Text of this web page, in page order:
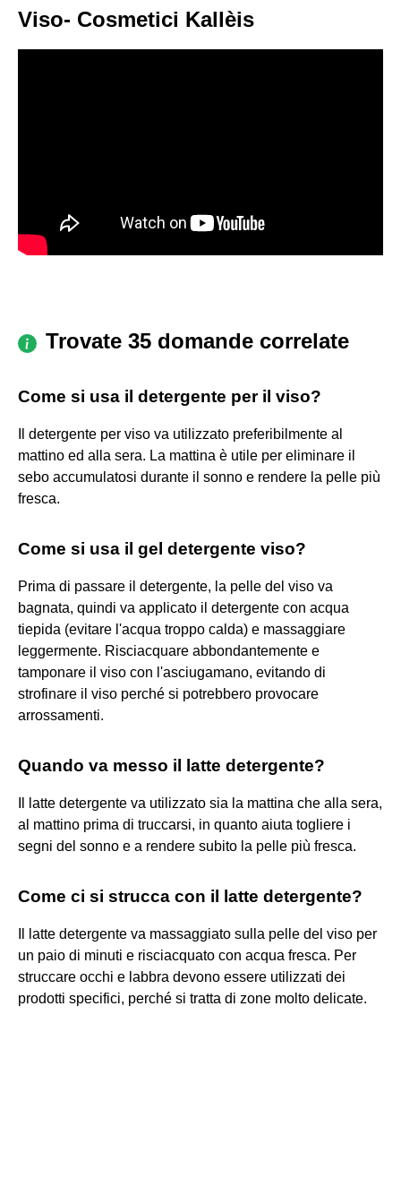
Viso- Cosmetici Kallèis
Trovate 35 domande correlate
Come si usa il detergente per il viso?
Il detergente per viso va utilizzato preferibilmente al
mattino ed alla sera. La mattina è utile per eliminare il
sebo accumulatosi durante il sonno e rendere la pelle più
fresca.
Come si usa il gel detergente viso?
Prima di passare il detergente, la pelle del viso va
bagnata, quindi va applicato il detergente con acqua
tiepida (evitare l'acqua troppo calda) e massaggiare
leggermente. Risciacquare abbondantemente e
tamponare il viso con l'asciugamano, evitando di
strofinare il viso perché si potrebbero provocare
arrossamenti.
Quando va messo il latte detergente?
Il latte detergente va utilizzato sia la mattina che alla sera,
al mattino prima di truccarsi, in quanto aiuta togliere i
segni del sonno e a rendere subito la pelle più fresca.
Come ci si strucca con il latte detergente?
Il latte detergente va massaggiato sulla pelle del viso per
un paio di minuti e risciacquato con acqua fresca. Per
struccare occhi e labbra devono essere utilizzati dei
prodotti specifici, perché si tratta di zone molto delicate.